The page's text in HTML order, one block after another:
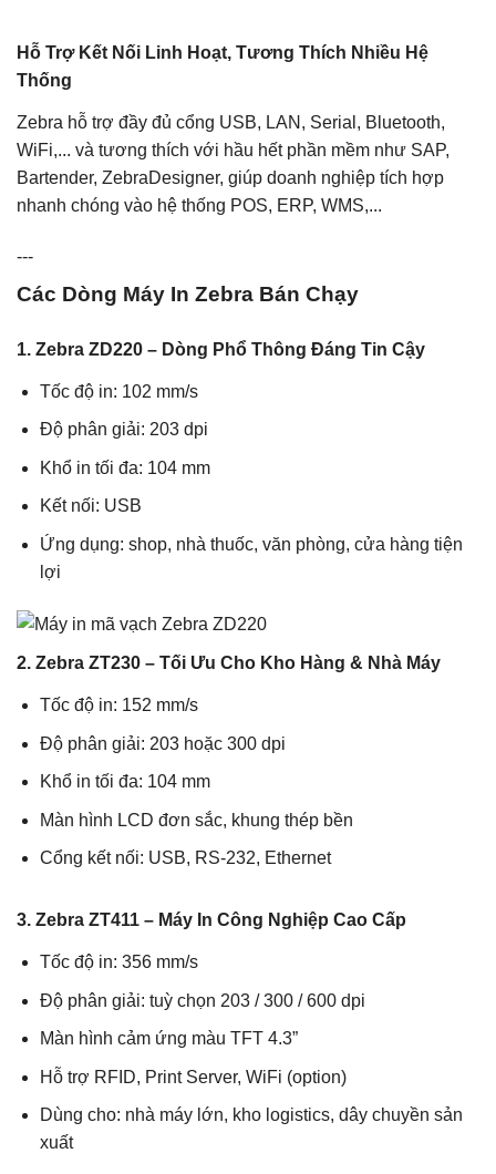
Hỗ Trợ Kết Nối Linh Hoạt, Tương Thích Nhiều Hệ
Thống
Zebra hỗ trợ đầy đủ cổng USB, LAN, Serial, Bluetooth,
WiFi,... và tương thích với hầu hết phần mềm như SAP,
Bartender, ZebraDesigner, giúp doanh nghiệp tích hợp
nhanh chóng vào hệ thống POS, ERP, WMS,...
---
Các Dòng Máy In Zebra Bán Chạy
1. Zebra ZD220 – Dòng Phổ Thông Đáng Tin Cậy
Tốc độ in: 102 mm/s
Độ phân giải: 203 dpi
Khổ in tối đa: 104 mm
Kết nối: USB
Ứng dụng: shop, nhà thuốc, văn phòng, cửa hàng tiện
lợi
2. Zebra ZT230 – Tối Ưu Cho Kho Hàng & Nhà Máy
Tốc độ in: 152 mm/s
Độ phân giải: 203 hoặc 300 dpi
Khổ in tối đa: 104 mm
Màn hình LCD đơn sắc, khung thép bền
Cổng kết nối: USB, RS-232, Ethernet
3. Zebra ZT411 – Máy In Công Nghiệp Cao Cấp
Tốc độ in: 356 mm/s
Độ phân giải: tuỳ chọn 203 / 300 / 600 dpi
Màn hình cảm ứng màu TFT 4.3”
Hỗ trợ RFID, Print Server, WiFi (option)
Dùng cho: nhà máy lớn, kho logistics, dây chuyền sản
xuất